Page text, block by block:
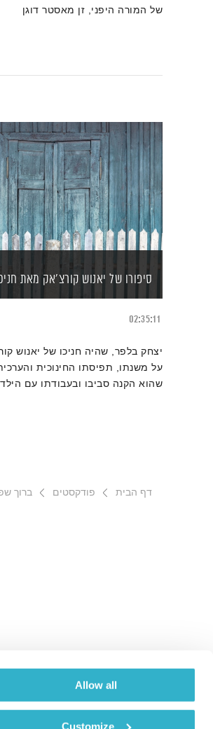
Allow all
Customize
של המורה היפני, זן מאסטר דוגן
סיפורו של יאנוש קורצ'אק מאת
02:35:11
יצחק בלפר, שהיה חניכו של יאנוש
על משנתו, תפיסתו החינוכית
שהוא הקנה סביבו ובעבודתו עם
דף הבית פודקסטים ברוך